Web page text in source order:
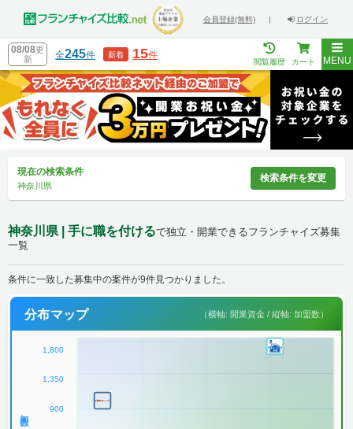
会員登録(無料) | ログイン
08/08更
新
全245件 新着 15件
閲覧履歴 カート MENU
現在の検索条件
神奈川県
検索条件を変更
神奈川県 | 手に職を付けるで独立・開業できるフランチャイズ募集
一覧
条件に一致した募集中の案件が9件見つかりました。
分布マップ （横軸: 開業資金 / 縦軸: 加盟数）
1,800
1,350
900